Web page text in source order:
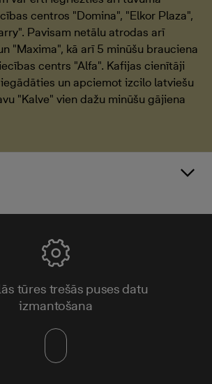
centros "Domina", "Elkor Plaza",
Pavisam netālu atrodas arī
"Maxima", kā arī 5 minūšu brauciena
centrs "Alfa". Kafijas cienītāji
un apciemot izcilo latviešu
"Kalve" vien dažu minūšu gājiena
tūres trešās puses datu
izmantošana